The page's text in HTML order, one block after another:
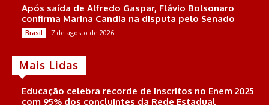
Após saída de Alfredo Gaspar, Flávio Bolsonaro
confirma Marina Candia na disputa pelo Senado
Brasil 7 de agosto de 2026
Mais Lidas
Educação celebra recorde de inscritos no Enem 2025
com 95% dos concluintes da Rede Estadual